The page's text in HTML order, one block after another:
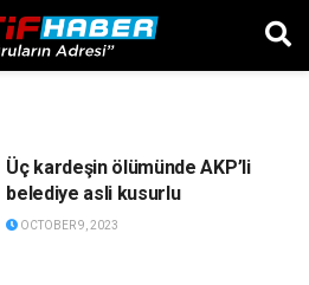
Üç kardeşin ölümünde AKP’li
belediye asli kusurlu
OCTOBER 9, 2023